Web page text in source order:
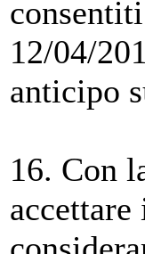
12/04/
anticipo
16. Con